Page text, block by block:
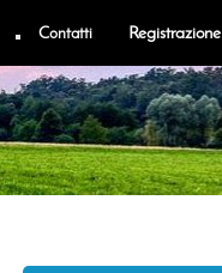
Contatti Registrazione